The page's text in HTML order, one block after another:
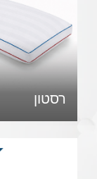
רסטון